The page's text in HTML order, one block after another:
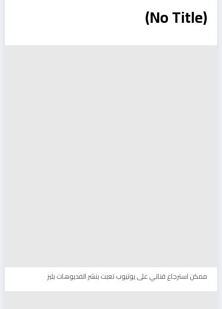
(No Title)
ممكن استرجاع قناتي على يوتيوب تعبت بنشر الفديوهات بليز